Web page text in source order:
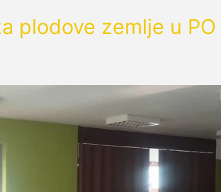
Novosti
Upisi u DV Vukovar I
razvoj
plodove zemlje u